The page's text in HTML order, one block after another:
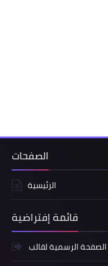
الصفحات
الرئيسية
قائمة إفتراضية